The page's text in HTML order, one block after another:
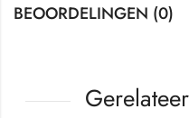
BEOORDELINGEN (0)